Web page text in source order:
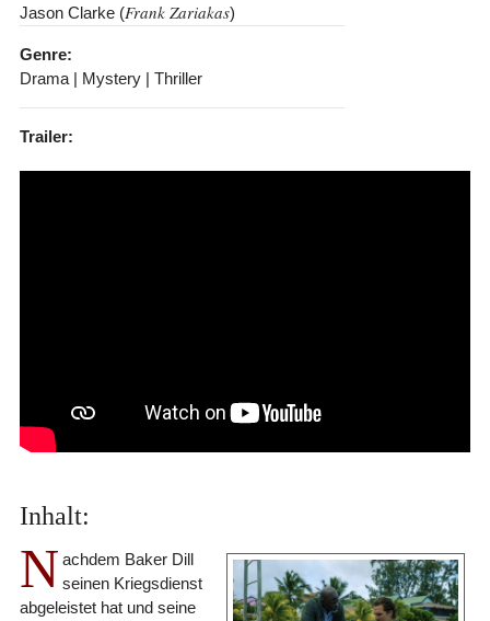
Jason Clarke (Frank Zariakas)
Genre:
Drama | Mystery | Thriller
Trailer:
Inhalt:
N achdem Baker Dill
seinen Kriegsdienst
abgeleistet hat und seine